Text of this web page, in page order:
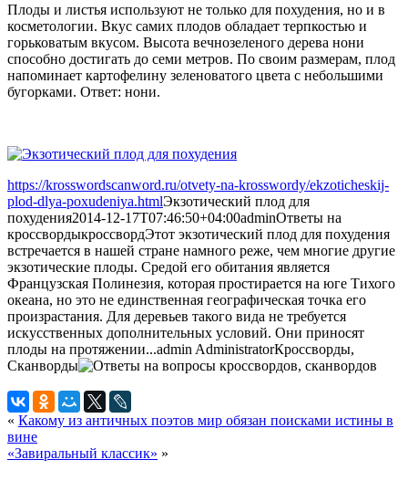
Плоды и листья используют не только для похудения, но и в
косметологии. Вкус самих плодов обладает терпкостью и
горьковатым вкусом. Высота вечнозеленого дерева нони
способно достигать до семи метров. По своим размерам, плод
напоминает картофелину зеленоватого цвета с небольшими
бугорками. Ответ: нони.
https://krosswordscanword.ru/otvety-na-krosswordy/ekzoticheskij-
plod-dlya-poxudeniya.htmlЭкзотический плод для
похудения2014-12-17T07:46:50+04:00adminОтветы на
кроссвордыкроссвордЭтот экзотический плод для похудения
встречается в нашей стране намного реже, чем многие другие
экзотические плоды. Средой его обитания является
Французская Полинезия, которая простирается на юге Тихого
океана, но это не единственная географическая точка его
произрастания. Для деревьев такого вида не требуется
искусственных дополнительных условий. Они приносят
плоды на протяжении...admin AdministratorКроссворды,
Сканворды
« Какому из античных поэтов мир обязан поисками истины в
вине
«Завиральный классик» »